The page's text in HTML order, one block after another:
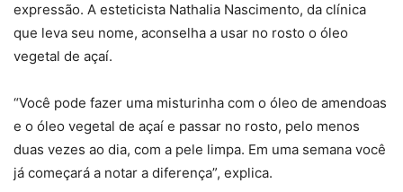
expressão. A esteticista Nathalia Nascimento, da clínica
que leva seu nome, aconselha a usar no rosto o óleo
vegetal de açaí.
“Você pode fazer uma misturinha com o óleo de amendoas
e o óleo vegetal de açaí e passar no rosto, pelo menos
duas vezes ao dia, com a pele limpa. Em uma semana você
já começará a notar a diferença”, explica.